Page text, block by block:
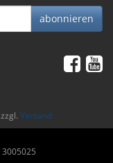
abonnieren
Versand